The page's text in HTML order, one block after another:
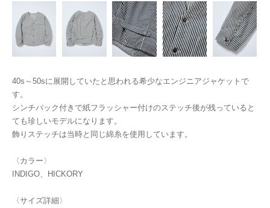
40s～50sに展開していたと思われる希少なエンジニアジャケットで
す。
シンチバック付きで紙フラッシャー付けのステッチ後が残っていると
ても珍しいモデルになります。
飾りステッチは当時と同じ綿糸を使用しています。
〈カラー〉
INDIGO、HICKORY
〈サイズ詳細〉